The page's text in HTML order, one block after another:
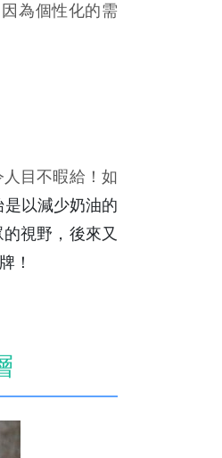
為個性化的需
目不暇給！如
以減少奶油的
視野，後來又
！